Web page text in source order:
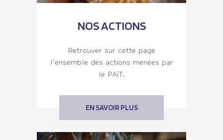
NOS ACTIONS
Retrouver sur cette page
l’ensemble des actions menées par
le PAiT.
EN SAVOIR PLUS